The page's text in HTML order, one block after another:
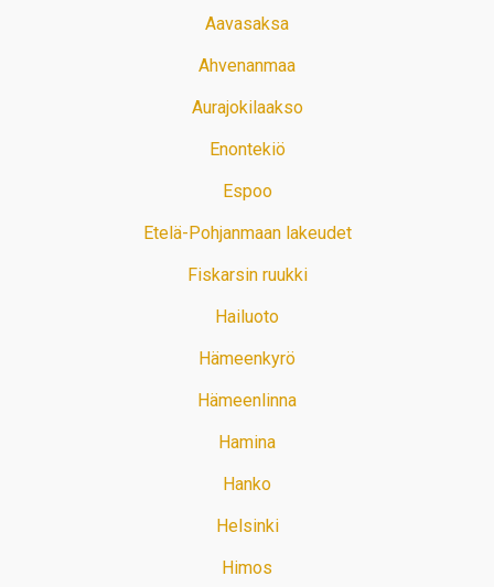
Aavasaksa
Ahvenanmaa
Aurajokilaakso
Enontekiö
Espoo
Etelä-Pohjanmaan lakeudet
Fiskarsin ruukki
Hailuoto
Hämeenkyrö
Hämeenlinna
Hamina
Hanko
Helsinki
Himos